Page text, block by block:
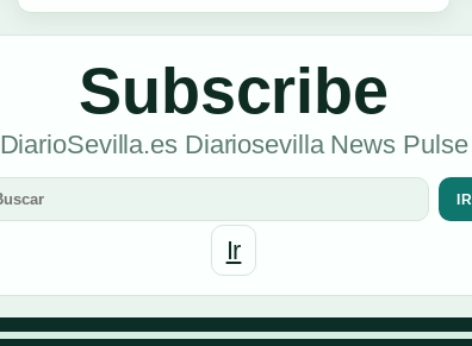
Subscribe
DiarioSevilla.es Diariosevilla News Pulse
IR
Ir